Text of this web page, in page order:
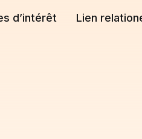
d’intérêt Lien